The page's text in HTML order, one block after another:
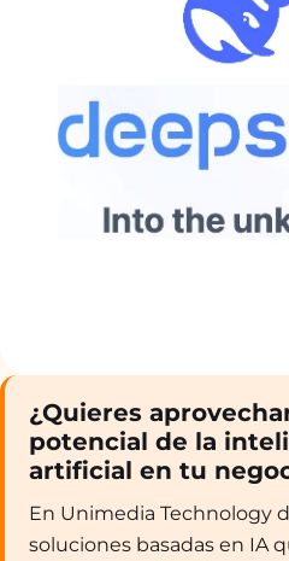
¿Quieres
potencial de la
artificial en tu
En Unimedia Technology
soluciones basadas en IA